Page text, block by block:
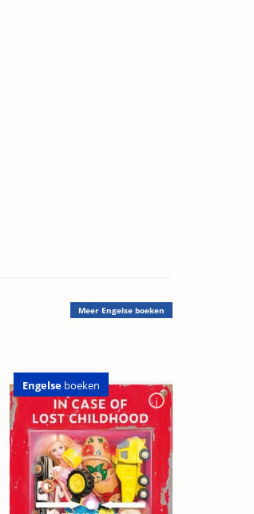
Meer Engelse boeken
Engelse boeken